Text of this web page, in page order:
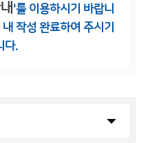
'를 이용하시기 바랍니
작성 완료하여 주시기
다.